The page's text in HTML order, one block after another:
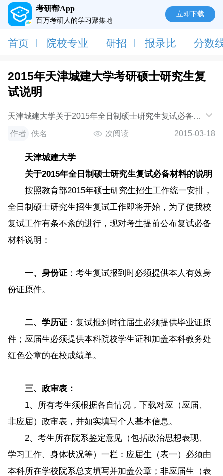
考研帮App
百万考研人的学习聚集地
立即下载
首页 院校专业 研招 报录比 分数
2015年天津城建大学考研硕士研究生复
试说明
天津城建大学关于2015年全日制硕士研究生复试必备材
料的说明按照教育部2015年硕士研究生招生工作统一安
排，全日制硕士研究生招生复试工作即将开始
作者 佚名 次阅读 2015-03-18
天津城建大学
关于2015年全日制硕士研究生复试必备材料的说明
按照教育部2015年硕士研究生招生工作统一安排，
全日制硕士研究生招生复试工作即将开始，为了使我校
复试工作有条不紊的进行，现对考生提前公布复试必备
材料说明：
一、身份证：考生复试报到时必须提供本人有效身
份证原件。
二、学历证：复试报到时往届生必须提供毕业证原
件；应届生必须提供本科院校学生证和加盖本科教务处
红色公章的在校成绩单。
三、政审表：
1、所有考生须根据各自情况，下载对应（应届、
非应届）政审表，并如实填写个人基本信息。
2、考生所在院系鉴定意见（包括政治思想表现、
学习工作、身体状况等）一栏：应届生（表一）必须由
本科所在学校院系总支填写并加盖公章；非应届生（表